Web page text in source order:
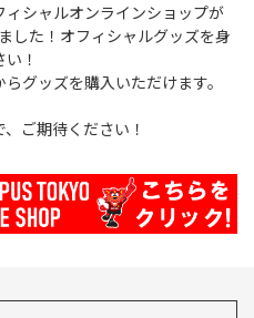
京概要
シャルオンラインショップが
した！オフィシャルグッズを身
！
グッズを購入いただけます。
ご期待ください！